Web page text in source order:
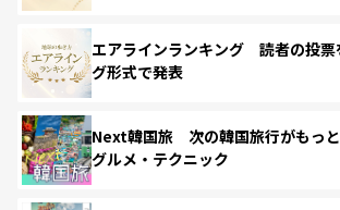
エアラインランキング 読者の投票
グ形式で発表
Next韓国旅 次の韓国旅行がもっと
グルメ・テクニック